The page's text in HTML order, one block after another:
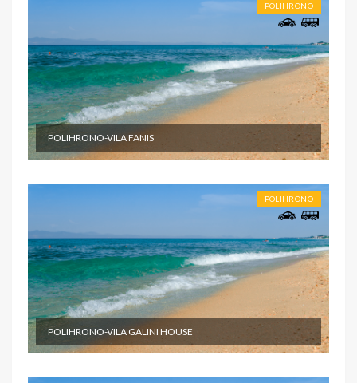
POLIHRONO
POLIHRONO-VILA FANIS
POLIHRONO
POLIHRONO-VILA GALINI HOUSE